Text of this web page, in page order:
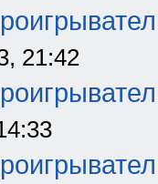
21:42